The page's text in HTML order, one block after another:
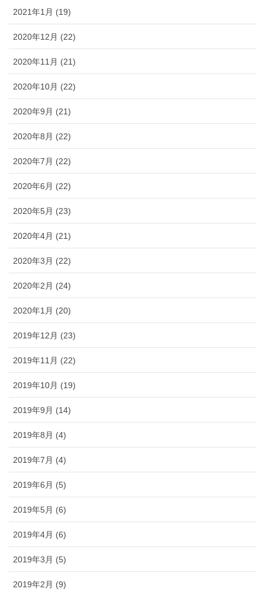
2021年1月 (19)
2020年12月 (22)
2020年11月 (21)
2020年10月 (22)
2020年9月 (21)
2020年8月 (22)
2020年7月 (22)
2020年6月 (22)
2020年5月 (23)
2020年4月 (21)
2020年3月 (22)
2020年2月 (24)
2020年1月 (20)
2019年12月 (23)
2019年11月 (22)
2019年10月 (19)
2019年9月 (14)
2019年8月 (4)
2019年7月 (4)
2019年6月 (5)
2019年5月 (6)
2019年4月 (6)
2019年3月 (5)
2019年2月 (9)